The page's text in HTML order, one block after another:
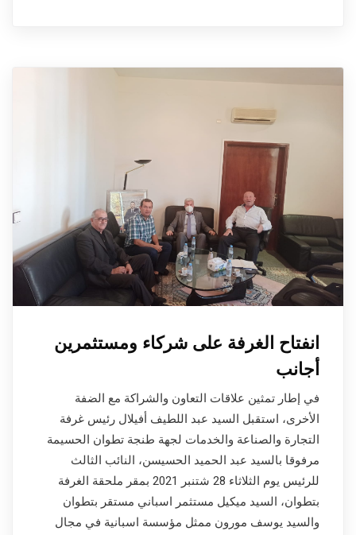
انفتاح الغرفة على شركاء ومستثمرين
أجانب
في إطار تمثين علاقات التعاون والشراكة مع الضفة
الأخرى، استقبل السيد عبد اللطيف أفيلال رئيس غرفة
التجارة والصناعة والخدمات لجهة طنجة تطوان الحسيمة
مرفوقا بالسيد عبد الحميد الحسيسن، النائب الثالث
للرئيس يوم الثلاثاء 28 شتنبر 2021 بمقر ملحقة الغرفة
بتطوان، السيد ميكيل مستثمر اسباني مستقر بتطوان
والسيد يوسف مورون ممثل مؤسسة اسبانية في مجال